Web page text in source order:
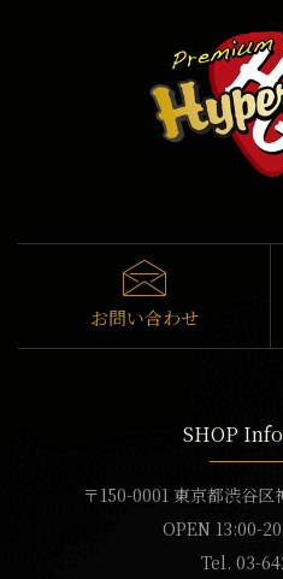
お問い合わせ
SHOP
〒150-0001 東京都渋谷区
OPEN 13:00-
Tel. 03-